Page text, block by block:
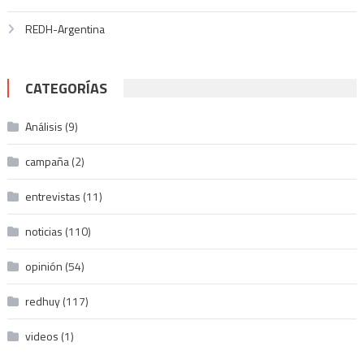
REDH-Argentina
CATEGORÍAS
Análisis (9)
campaña(2)
entrevistas (11)
noticias (110)
opinión (54)
redhuy(117)
videos (1)